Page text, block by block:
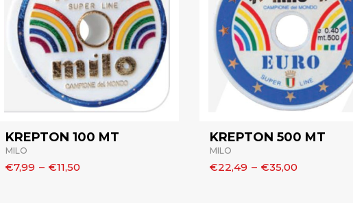
KREPTON 100 MT
MILO
€7,99 – €11,50
KREPTON 500 MT
MILO
€22,49 – €35,00